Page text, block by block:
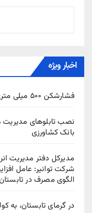
اخبار ویژه
فشارشکن ۵۰۰ میلی متری جنت آباد جنوبی تعویض شد
نصب تابلوهای
بانک کشاورزی
مدیرکل دفتر مدیریت
شرکت توانیر: عامل
الگوی مصرف در
در گرمای تابستان، به